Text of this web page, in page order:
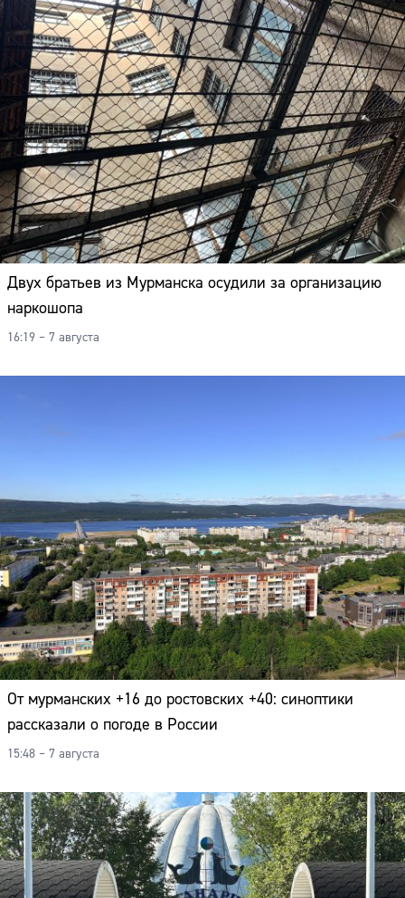
Двух братьев из Мурманска осудили за организацию
наркошопа
16:19 – 7 августа
От мурманских +16 до ростовских +40: синоптики
рассказали о погоде в России
15:48 – 7 августа